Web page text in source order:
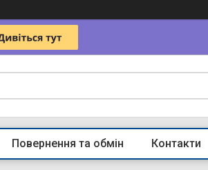
Повернення та обмін Контакти